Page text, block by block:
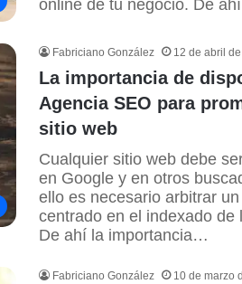
online de tu negocio. De
Fabriciano González 12 de abril
La importancia de
Agencia SEO para
sitio web
Cualquier sitio web debe
en Google y en otros
ello es necesario arbitrar
centrado en el indexado de
De ahí la importancia…
Fabriciano González 10 de marzo